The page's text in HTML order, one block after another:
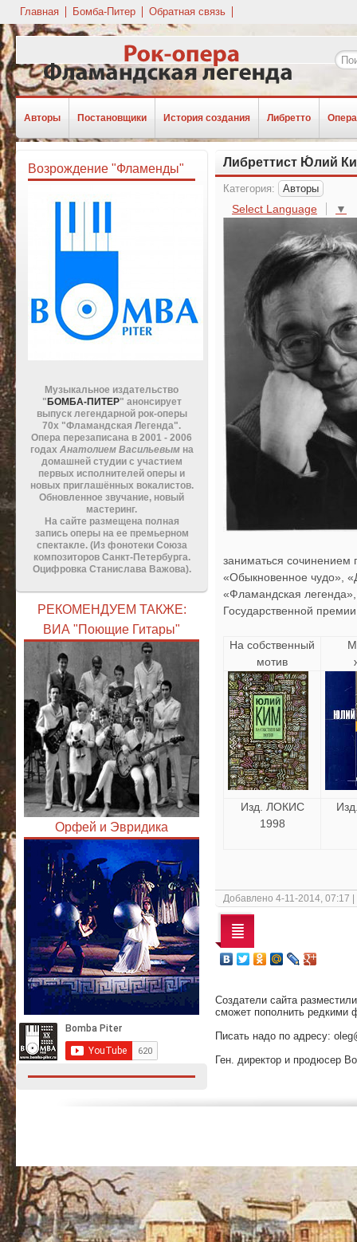
Главная Бомба-Питер Обратная связь
Авторы Постановщики История создания Либретто Опера
Возрождение "Фламенды"
Музыкальное издательство
" БОМБА-ПИТЕР" анонсирует
выпуск легендарной рок-оперы
70х "Фламандская Легенда".
Опера перезаписана в 2001 - 2006
годах Анатолием Васильевымна
домашней студии с участием
первых исполнителей оперы и
новых приглашённых вокалистов.
Обновленное звучание, новый
мастеринг.
На сайте размещена полная
запись оперы на ее премьерном
спектакле. (Из фонотеки Союза
композиторов Санкт-Петербурга.
Оцифровка Станислава Важова).
РЕКОМЕНДУЕМ ТАКЖЕ:
ВИА "Поющие Гитары"
Орфей и Эвридика
Либреттист Ю́лий
Категория: Авторы
Select Language ▼
заниматься сочинением
«Обыкновенное чудо»,
«Фламандская
Государственной
На собственный
мотив
Изд. ЛОКИС
1998
Добавлено 4-11-2014, 07:17
Cоздатели сайта
сможет пополнить редкими
Писать надо по адресу:
Ген. директор и продюсер